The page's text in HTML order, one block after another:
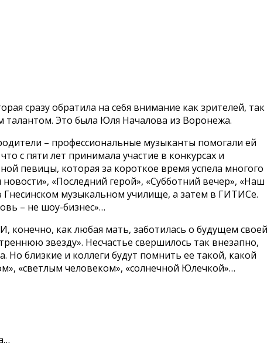
сразу обратила на се6я внимание как зрителей, так
Это была Юля Началова из Воронежа.
– профессиональные музыканты помогали ей
с пяти лет принимала участие в конкурсах и
певицы, которая за короткое время успела многого
«Последний герой», «Субботний вечер», «Наш
Гнесинском музыкальном училище, а затем в ГИТИСе.
– не шоу-бизнес»…
конечно, как любая мать, заботилась о будущем своей
звезду». Несчастье свершилось так внезапно,
Но близкие и коллеги будут помнить ее такой, какой
«светлым человеком», «солнечной Юлечкой»…